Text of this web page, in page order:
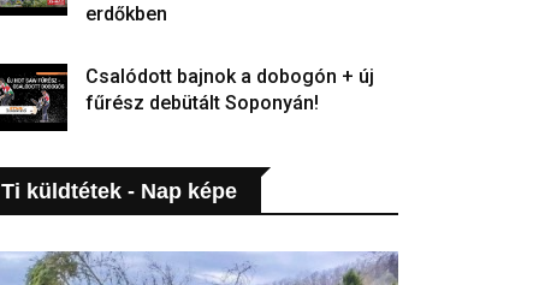
erdőkben
Csalódott bajnok a dobogón + új
fűrész debütált Soponyán!
Ti küldtétek - Nap képe